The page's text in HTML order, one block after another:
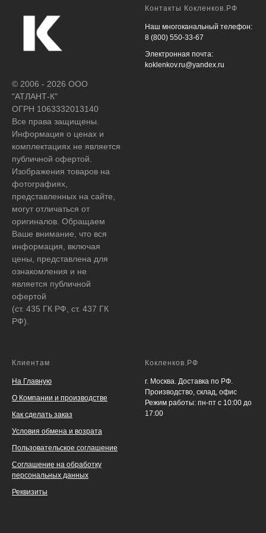
© 2006 - 2026 ООО
"АТЛАНТ-К"
ОГРН 1063332013140
Все права защищены.
Информация о ценах и
комплектациях не является
публичной офертой.
Изображения товаров на
фотографиях,
представленных на сайте,
могут отличаться от
оригиналов. Обращаем
Ваше внимание, что вся
информация, включая
цены, представлена для
ознакомления и не
является публичной
офертой
(ст. 435 ГК РФ, ст. 437 ГК
РФ).
Контакты Кокленков.РФ
Наш многоканальный телефон:
8 (800) 550-33-67
Электронная почта:
koklenkov.ru@yandex.ru
Клиентам
На Главную
О Компании и производстве
Как сделать заказ
Условия обмена и возрата
Пользовательское соглашение
Соглашение на обработку
персональных данных
Реквизиты
Кокленков.РФ
г. Москва. Доставка по РФ.
Производство, склад, офис
Режим работы: пн-пт с 10:00 до
17:00